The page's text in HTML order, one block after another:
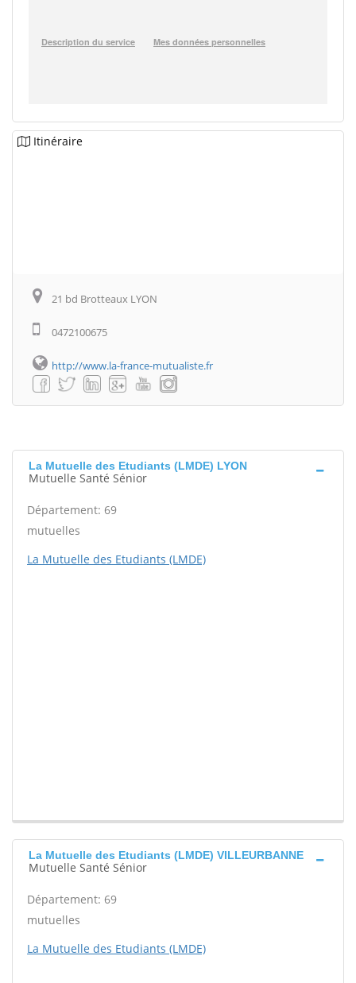
Itinéraire
21 bd Brotteaux LYON
0472100675
http://www.la-france-mutualiste.fr
La Mutuelle des Etudiants (LMDE) LYON
Mutuelle Santé Sénior
Département: 69
mutuelles
La Mutuelle des Etudiants (LMDE)
La Mutuelle des Etudiants (LMDE) VILLEURBANNE
Mutuelle Santé Sénior
Département: 69
mutuelles
La Mutuelle des Etudiants (LMDE)